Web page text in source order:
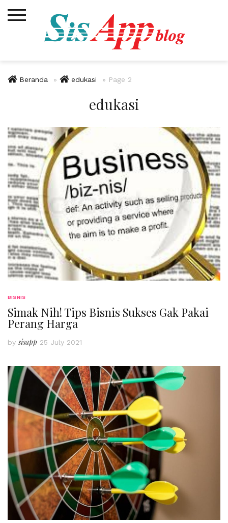
Beranda » edukasi » Page 2
edukasi
BISNIS
Simak Nih! Tips Bisnis Sukses Gak Pakai
Perang Harga
bysisapp 25 July 2021